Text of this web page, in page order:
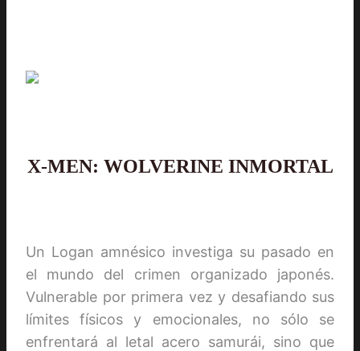
X-MEN: WOLVERINE INMORTAL
Un Logan amnésico investiga su pasado en
el mundo del crimen organizado japonés.
Vulnerable por primera vez y desafiando sus
límites físicos y emocionales, no sólo se
enfrentará al letal acero samurái, sino que